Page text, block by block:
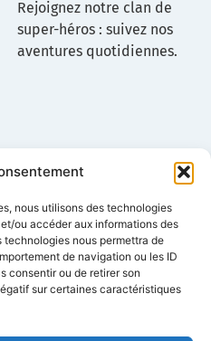
nous utilisons des technologies
ou accéder aux informations des
nous permettra de
de navigation ou les ID
consentir ou de retirer son
sur certaines caractéristiques
Rejoignez notre clan de
super-héros : suivez nos
aventures quotidiennes.
du réseau Marvelous.